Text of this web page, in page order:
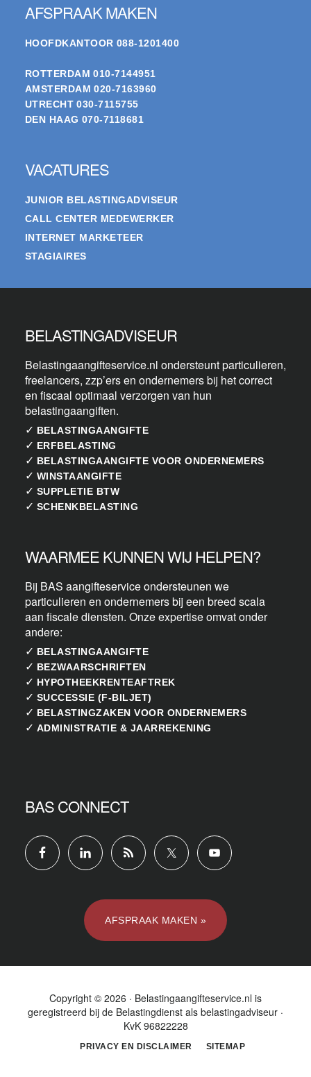
AFSPRAAK MAKEN
HOOFDKANTOOR 088-1201400
ROTTERDAM 010-7144951
AMSTERDAM 020-7163960
UTRECHT 030-7115755
DEN HAAG 070-7118681
VACATURES
JUNIOR BELASTINGADVISEUR
CALL CENTER MEDEWERKER
INTERNET MARKETEER
STAGIAIRES
BELASTINGADVISEUR
Belastingaangifteservice.nl ondersteunt particulieren,
freelancers, zzp’ers en ondernemers bij het correct
en fiscaal optimaal verzorgen van hun
belastingaangiften.
✓ BELASTINGAANGIFTE
✓ ERFBELASTING
✓ BELASTINGAANGIFTE VOOR ONDERNEMERS
✓ WINSTAANGIFTE
✓ SUPPLETIE BTW
✓ SCHENKBELASTING
WAARMEE KUNNEN WIJ HELPEN?
Bij BAS aangifteservice ondersteunen we
particulieren en ondernemers bij een breed scala
aan fiscale diensten. Onze expertise omvat onder
andere:
✓ BELASTINGAANGIFTE
✓ BEZWAARSCHRIFTEN
✓ HYPOTHEEKRENTEAFTREK
✓ SUCCESSIE (F-BILJET)
✓ BELASTINGZAKEN VOOR ONDERNEMERS
✓ ADMINISTRATIE & JAARREKENING
BAS CONNECT
AFSPRAAK MAKEN »
Copyright © 2026 · Belastingaangifteservice.nl is
geregistreerd bij de Belastingdienst als belastingadviseur ·
KvK 96822228
PRIVACY EN DISCLAIMER SITEMAP